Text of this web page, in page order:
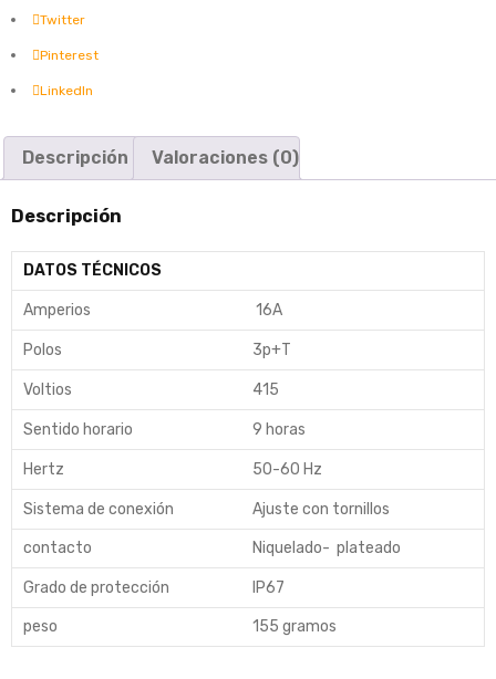
Twitter
Pinterest
LinkedIn
Descripción Valoraciones (0)
Descripción
DATOS TÉCNICOS
Amperios 16A
Polos 3p+T
Voltios 415
Sentido horario 9 horas
Hertz 50-60 Hz
Sistema de conexión Ajuste con tornillos
contacto Niquelado- plateado
Grado de protección IP67
peso 155 gramos